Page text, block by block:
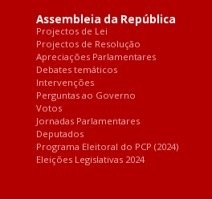
Assembleia da República
Projectos de Lei
Projectos de Resolução
Apreciações Parlamentares
Debates temáticos
Intervenções
Perguntas ao Governo
Votos
Jornadas Parlamentares
Deputados
Programa Eleitoral do PCP (2024)
Eleições Legislativas 2024